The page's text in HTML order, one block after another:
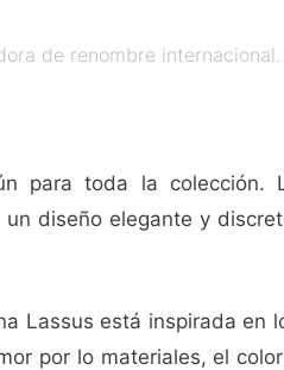
de renombre internacional.
para toda la colección.
diseño elegante y
Lassus está inspirada en
por lo materiales, el